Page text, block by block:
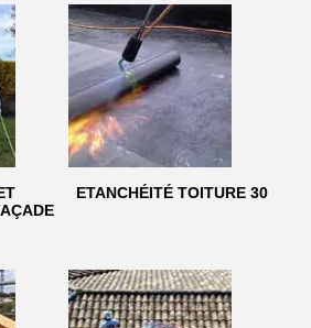
ETANCHÉITÉ TOITURE 30